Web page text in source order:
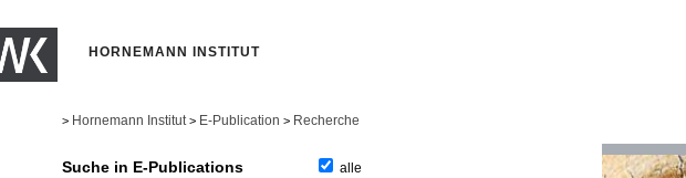
HORNEMANN INSTITUT
> Hornemann Institut > E-Publication > Recherche
Suche in E-Publications alle